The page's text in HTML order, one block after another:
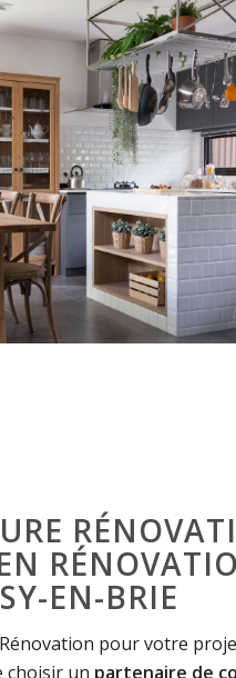
EN-BRIE
pour votre
choisir un partenaire de